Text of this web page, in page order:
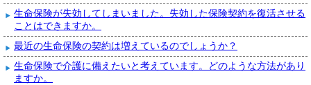
生命保険が失効してしまいました。失効した保険契約を復活させる
ことはできますか。
最近の生命保険の契約は増えているのでしょうか？
生命保険で介護に備えたいと考えています。どのような方法があり
ますか。